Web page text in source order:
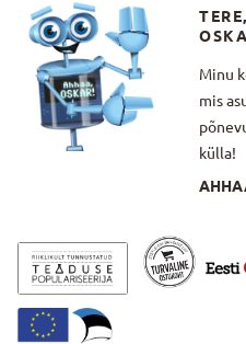
Minu
mis
külla!